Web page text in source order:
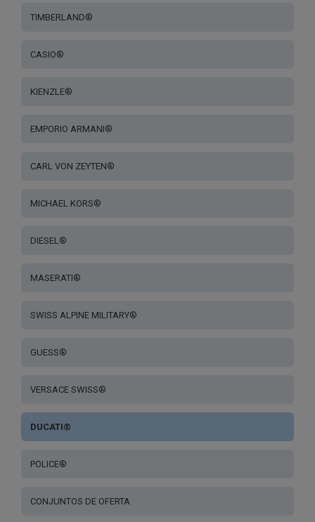
TIMBERLAND®
CASIO®
KIENZLE®
EMPORIO ARMANI®
CARL VON ZEYTEN®
MICHAEL KORS®
DIESEL®
MASERATI®
SWISS ALPINE MILITARY®
GUESS®
VERSACE SWISS®
DUCATI®
POLICE®
CONJUNTOS DE OFERTA